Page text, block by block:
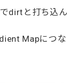
dirtと打ち込
Mapにつな